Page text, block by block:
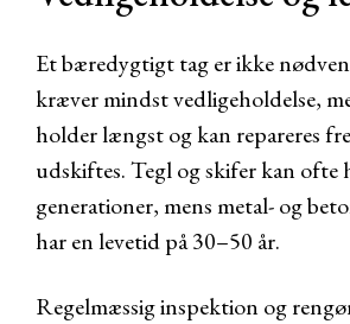
Et bæredygtigt tag er ikke
kræver mindst vedligeholdelse,
holder længst og kan repareres
udskiftes. Tegl og skifer kan ofte
generationer, mens metal- og
har en levetid på 30–50 år.
Regelmæssig inspektion og